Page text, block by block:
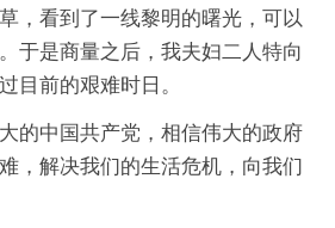
，看到了一线黎明的曙光，可以
于是商量之后，我夫妇二人特向
目前的艰难时日。
的中国共产党，相信伟大的政府
，解决我们的生活危机，向我们